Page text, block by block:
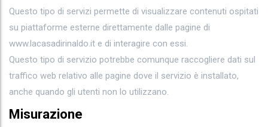
Questo tipo di servizi permette di visualizzare contenuti ospitati
su piattaforme esterne direttamente dalle pagine di
www.lacasadirinaldo.it e di interagire con essi.
Questo tipo di servizio potrebbe comunque raccogliere dati sul
traffico web relativo alle pagine dove il servizio è installato,
anche quando gli utenti non lo utilizzano.
Misurazione